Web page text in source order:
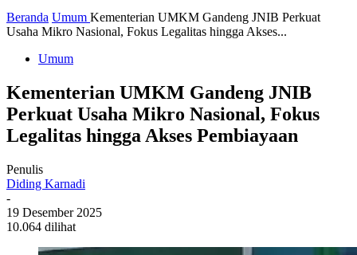
Beranda Umum Kementerian UMKM Gandeng JNIB Perkuat
Usaha Mikro Nasional, Fokus Legalitas hingga Akses...
Umum
Kementerian UMKM Gandeng JNIB
Perkuat Usaha Mikro Nasional, Fokus
Legalitas hingga Akses Pembiayaan
Penulis
Diding Karnadi
-
19 Desember 2025
10.064 dilihat